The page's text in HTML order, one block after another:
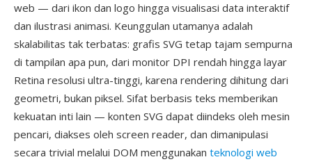
web — dari ikon dan logo hingga visualisasi data interaktif
dan ilustrasi animasi. Keunggulan utamanya adalah
skalabilitas tak terbatas: grafis SVG tetap tajam sempurna
di tampilan apa pun, dari monitor DPI rendah hingga layar
Retina resolusi ultra-tinggi, karena rendering dihitung dari
geometri, bukan piksel. Sifat berbasis teks memberikan
kekuatan inti lain — konten SVG dapat diindeks oleh mesin
pencari, diakses oleh screen reader, dan dimanipulasi
secara trivial melalui DOM menggunakan teknologi web